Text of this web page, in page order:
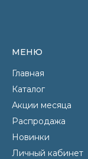
МЕНЮ
Главная
Каталог
Акции месяца
Распродажа
Новинки
Личный кабинет